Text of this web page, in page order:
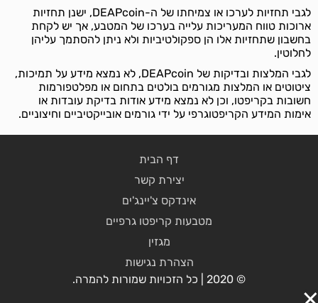
לגבי תחזיות לערכו או צמיחתו של ה-DEAPcoin, ישנן תחזיות
ארוכות טווח המעריכות עלייה בערכו של המטבע, אך יש לקחת
בחשבון שתחזיות אלו הן ספקולטיביות ולא ניתן להסתמך עליהן
לחלוטין.
לגבי המלצות ובדיקות של DEAPcoin, לא נמצא מידע על תמיכות,
ציטוטים או המלצות מגורמים בולטים בתחום או מפלטפורמות
חשובות בקריפטו, וכן לא נמצא מידע אודות בדיקת עובדות או
אימות המידע הקריפטוגרפי על ידי גורמים אובייקטיביים וחיצוניים.
דף הבית
יצירת קשר
אינדקס צ'יינג'ים
מטבעות קריפטו גרפיים
מגזין
הצהרת נגישות
© 2020 | כל הזכויות שמורות להמרה.